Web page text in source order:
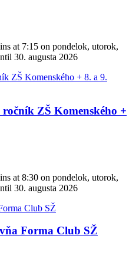
at 7:15 on pondelok, utorok,
30. augusta 2026
ZŠ Komenského +
at 8:30 on pondelok, utorok,
30. augusta 2026
Forma Club SŽ